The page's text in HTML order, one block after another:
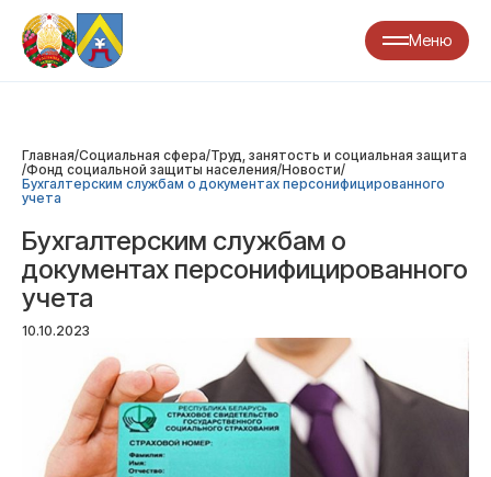
Меню
Главная/Социальная сфера/Труд, занятость и социальная защита
/Фонд социальной защиты населения/Новости/
Бухгалтерским службам о документах персонифицированного
учета
Бухгалтерским службам о
документах персонифицированного
учета
10.10.2023